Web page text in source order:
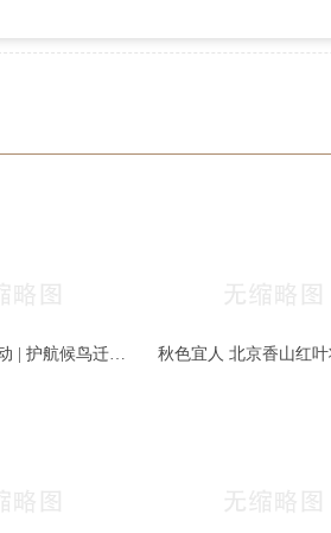
爱鸟护鸟在行动 | 护航候鸟迁徙，守护鸟类家园！哈尔滨青少年在行动……